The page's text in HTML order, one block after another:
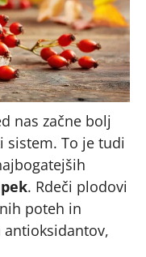
nas začne bolj
sistem. To je tudi
. Rdeči plodovi
poteh in
antioksidantov,